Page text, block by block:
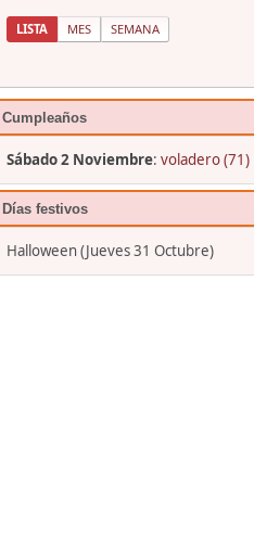
LISTA MES SEMANA
Cumpleaños
Sábado 2 Noviembre: voladero (71)
Días festivos
Halloween (Jueves 31 Octubre)